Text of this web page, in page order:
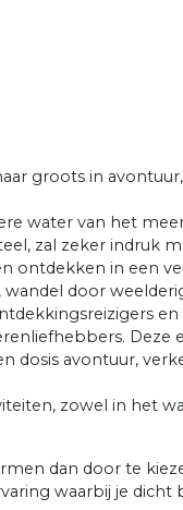
groots in
water van het
zal zeker indruk
ontdekken in een
door
dosis avontuur,
zowel in het
dan door te
waarbij je dicht